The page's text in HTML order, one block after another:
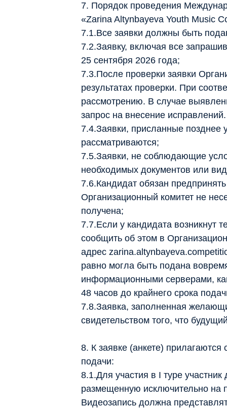
7. Порядок проведения
«Zarina Altynbayeva Youth Music
7.1.Все заявки должны быть
7.2.Заявку, включая все
25 сентября 2026 года;
7.3.После проверки заявки
результатах проверки. При
рассмотрению. В случае
запрос на внесение исправлений.
7.4.Заявки, присланные позднее
рассматриваются;
7.5.Заявки, не соблюдающие
необходимых документов или
7.6.Кандидат обязан
Организационный комитет не
получена;
7.7.Если у кандидата возникнут
сообщить об этом в
адрес
равно могла быть подана
информационными серверами,
48 часов до крайнего срока
7.8.Заявка, заполненная
свидетельством того, что
8. К заявке (анкете)
подачи:
8.1.Для участия в I туре
размещенную исключительно на
Видеозапись должна